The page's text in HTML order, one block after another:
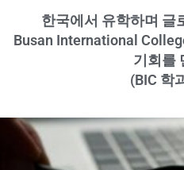
한국에서 유학하며 글
Busan International
기회를
(BIC 학